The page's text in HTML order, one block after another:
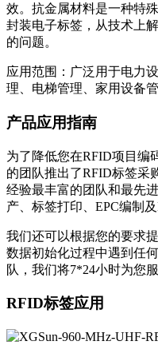
效。抗金属材料是一种特
封装电子标签，从技术上
的问题。
应用范围：广泛用于电力
理、电梯管理、家用设备管
产品应用指南
为了降低您在RFID项目编
的团队推出了RFID标签采
经验最丰富的团队和最先
产、标签打印、EPC编制
我们还可以根据您的要求
数据初始化过程中遇到任
队，我们将7*24小时为您服
RFID标签应用